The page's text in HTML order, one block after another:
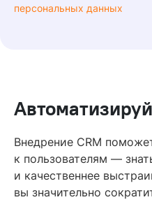
персональных данных
Внедрение CRM
к пользователям —
и качественнее
вы значительно